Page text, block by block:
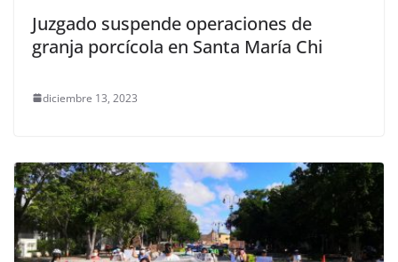
Juzgado suspende operaciones de
granja porcícola en Santa María Chi
diciembre 13, 2023